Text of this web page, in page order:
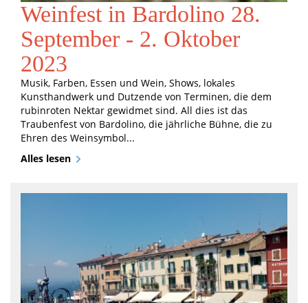
Weinfest in Bardolino 28.
September - 2. Oktober
2023
Musik, Farben, Essen und Wein, Shows, lokales
Kunsthandwerk und Dutzende von Terminen, die dem
rubinroten Nektar gewidmet sind. All dies ist das
Traubenfest von Bardolino, die jährliche Bühne, die zu
Ehren des Weinsymbol...
Alles lesen